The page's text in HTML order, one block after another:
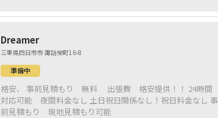
Dreamer
三重県四日市市 諏訪栄町16-8
準備中
格安、 事前見積もり 無料 出張費 格安提供！！ 24時間
対応可能 夜間料金なし 土日祝日関係なし！祝日料金なし 事
前見積もり 現地見積もり可能